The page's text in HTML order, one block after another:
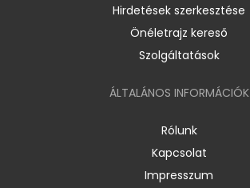
Hirdetések szerkesztése
Önéletrajz kereső
Szolgáltatások
ÁLTALÁNOS INFORMÁCIÓK
Rólunk
Kapcsolat
Impresszum